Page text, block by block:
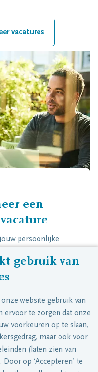
gebruik van
website gebruik van
ervoor te zorgen dat onze
voorkeuren op te slaan,
maar ook voor
(laten zien van
op ‘Accepteren’ te
vacatures
een
persoonlijke
is die voldoet
je van ons